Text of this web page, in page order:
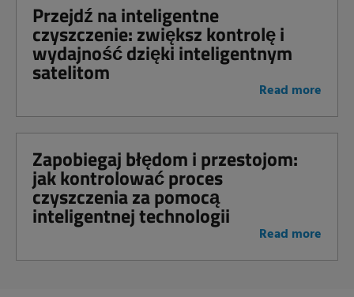
Przejdź na inteligentne
czyszczenie: zwiększ kontrolę i
wydajność dzięki inteligentnym
satelitom
Read more
Zapobiegaj błędom i przestojom:
jak kontrolować proces
czyszczenia za pomocą
inteligentnej technologii
Read more